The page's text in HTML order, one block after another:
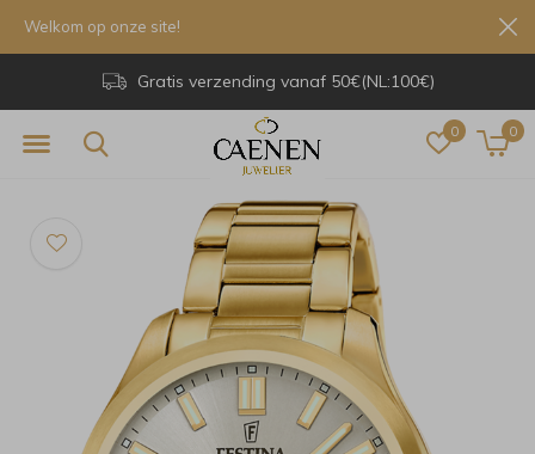
0 0
Gratis verzending vanaf 50€(NL:100€)
Welkom op onze site!